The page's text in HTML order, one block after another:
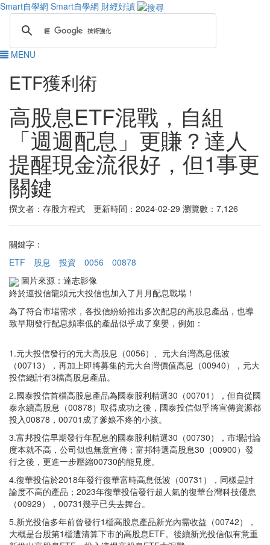
Smart自學網 Smart自學網 財經好讀
MENU
ETF獲利術
高股息ETF混戰，自組
「週週配息」更賺？達人
提醒現金流很好，但1事更
關鍵
撰文者：存股方程式 更新時間：2024-02-29 瀏覽數：7,126
關鍵字：
ETF
股息 投資 0056
00878
圖片來源：達志影像
終於連投信龍頭元大投信也加入了月月配息戰場！
為了符合市場需求，各投信紛紛推出多次配息的高股息產品，也導
致早期發行配息頻率低的產品似乎成了棄嬰，例如：
1.元大投信發行的元大高股息（0056）、元大台灣高息低波
（00713），再加上即將募集的元大台灣價值高息（00940），元大
投信總計有3檔高股息產品。
2.國泰投信首檔高股息產品為國泰股利精選30（00701），但自從國
泰永續高股息（00878）取得成功之後，國泰投信似乎將宣傳資源都
投入00878，00701成了爹娘不疼的小孩。
3.富邦投信早期發行年配息的國泰股利精選30（00730），市場討論
度本就不高，公司似也無意宣傳；富邦特選高股息30（00900）發
行之後，更進一步壓縮00730的能見度。
4.復華投信於2018年發行復華富時高息低波（00731），同樣是討
論度不高的產品；2023年復華投信發行超人氣的復華台灣科技優息
（00929），00731幾乎已失去舞台。
5.新光投信多年前曾發行1檔高股息產品新光內需收益（00742），
大概是台股第1檔遭清算下市的高股息ETF。後續新光投信似有意重